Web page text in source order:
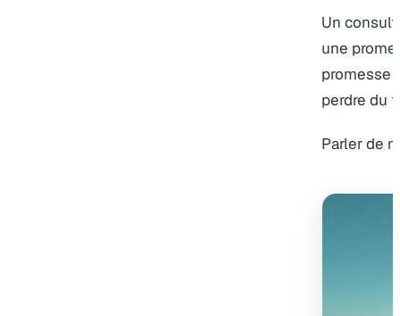
Un
une
promesse
perdre du
Parler de